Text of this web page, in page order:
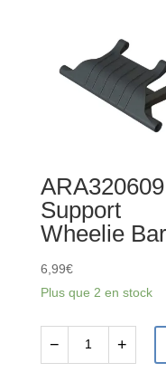
transmission
Support
Wheelie Bar
6,99€
Plus que 2 en stock
− +